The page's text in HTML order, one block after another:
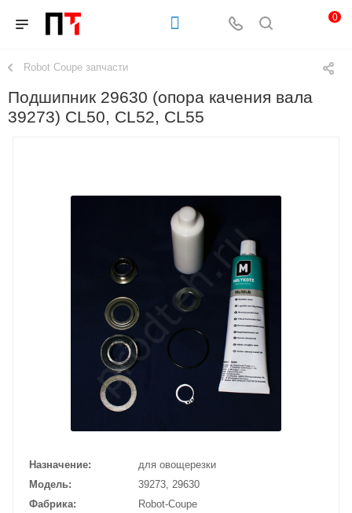
0
Robot Coupe запчасти
Подшипник 29630 (опора качения вала
39273) CL50, CL52, CL55
Назначение
для овощерезки
Модель
39273, 29630
Фабрика
Robot-Coupe